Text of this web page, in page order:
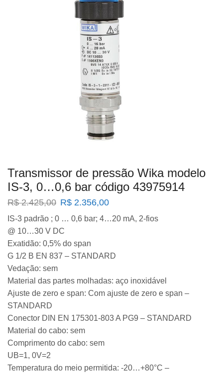
Transmissor de pressão Wika modelo
IS-3, 0…0,6 bar código 43975914
R$2.425,00 O
original
era:
R$ 2.425,00.
R$ 2.356,00O
atual
IS-3 padrão ; 0 … 0,6 bar; 4…20 mA, 2-fios
@ 10…30 V DC
Exatidão: 0,5% do span
G 1/2 B EN 837 – STANDARD
Vedação: sem
Material das partes molhadas: aço inoxidável
Ajuste de zero e span: Com ajuste de zero e span –
STANDARD
Conector DIN EN 175301-803 A PG9 – STANDARD
Material do cabo: sem
Comprimento do cabo: sem
UB=1, 0V=2
Temperatura do meio permitida: -20…+80°C –